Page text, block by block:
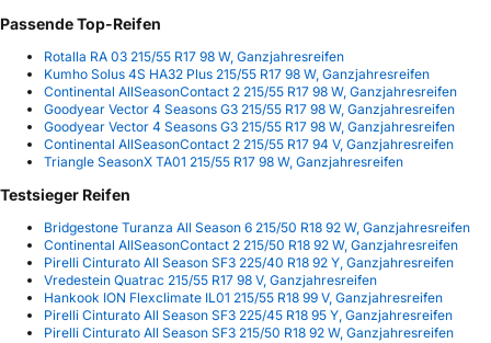
Passende Top-Reifen
Rotalla RA 03 215/55 R17 98 W, Ganzjahresreifen
Kumho Solus 4S HA32 Plus 215/55 R17 98 W, Ganzjahresreifen
Continental AllSeasonContact 2 215/55 R17 98 W, Ganzjahresreifen
Goodyear Vector 4 Seasons G3 215/55 R17 98 W, Ganzjahresreifen
Goodyear Vector 4 Seasons G3 215/55 R17 98 W, Ganzjahresreifen
Continental AllSeasonContact 2 215/55 R17 94 V, Ganzjahresreifen
Triangle SeasonX TA01 215/55 R17 98 W, Ganzjahresreifen
Testsieger Reifen
Bridgestone Turanza All Season 6 215/50 R18 92 W, Ganzjahresreifen
Continental AllSeasonContact 2 215/50 R18 92 W, Ganzjahresreifen
Pirelli Cinturato All Season SF3 225/40 R18 92 Y, Ganzjahresreifen
Vredestein Quatrac 215/55 R17 98 V, Ganzjahresreifen
Hankook ION Flexclimate IL01 215/55 R18 99 V, Ganzjahresreifen
Pirelli Cinturato All Season SF3 225/45 R18 95 Y, Ganzjahresreifen
Pirelli Cinturato All Season SF3 215/50 R18 92 W, Ganzjahresreifen